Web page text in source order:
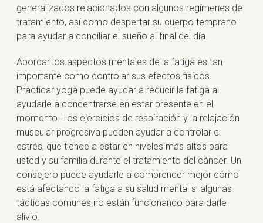
generalizados relacionados con algunos regímenes de
tratamiento, así como despertar su cuerpo temprano
para ayudar a conciliar el sueño al final del día.
Abordar los aspectos mentales de la fatiga es tan
importante como controlar sus efectos físicos.
Practicar yoga puede ayudar a reducir la fatiga al
ayudarle a concentrarse en estar presente en el
momento. Los ejercicios de respiración y la relajación
muscular progresiva pueden ayudar a controlar el
estrés, que tiende a estar en niveles más altos para
usted y su familia durante el tratamiento del cáncer. Un
consejero puede ayudarle a comprender mejor cómo
está afectando la fatiga a su salud mental si algunas
tácticas comunes no están funcionando para darle
alivio.